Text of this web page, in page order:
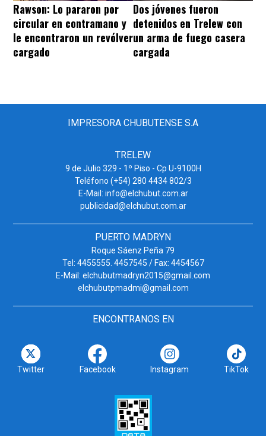
Rawson: Lo pararon por
circular en contramano y
le encontraron un revólver
cargado
Dos jóvenes fueron
detenidos en Trelew con
un arma de fuego casera
cargada
IMPRESORA CHUBUTENSE S.A
TRELEW
9 de Julio 329 - 1º Piso - Cp U-9100H
Teléfono (+54) 280 4434 802/3
E-Mail: info@elchubut.com.ar
publicidad@elchubut.com.ar
PUERTO MADRYN
Roque Sáenz Peña 79
Tel: 4455555. 4457545 / Fax: 4454567
E-Mail: elchubutmadryn2015@gmail.com
elchubutpmadmi@gmail.com
ENCONTRANOS EN
Twitter Facebook Instagram TikTok